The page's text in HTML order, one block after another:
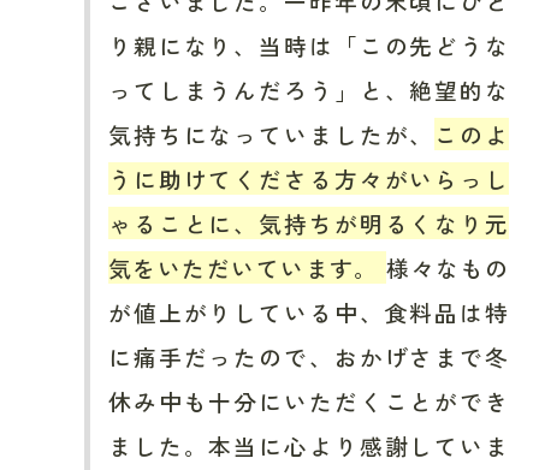
り親になり、当時は「この先どうな
ってしまうんだろう」と、絶望的な
気持ちになっていましたが、 このよ
うに助けてくださる方々がいらっし
ゃることに、気持ちが明るくなり元
気をいただいています。様々なもの
が値上がりしている中、食料品は特
に痛手だったので、おかげさまで冬
休み中も十分にいただくことができ
ました。本当に心より感謝していま